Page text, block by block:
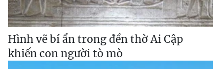
Hình vẽ bí ẩn trong đền thờ Ai Cập
khiến con người tò mò